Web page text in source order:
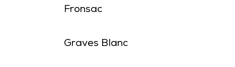
Fronsac
Graves Blanc